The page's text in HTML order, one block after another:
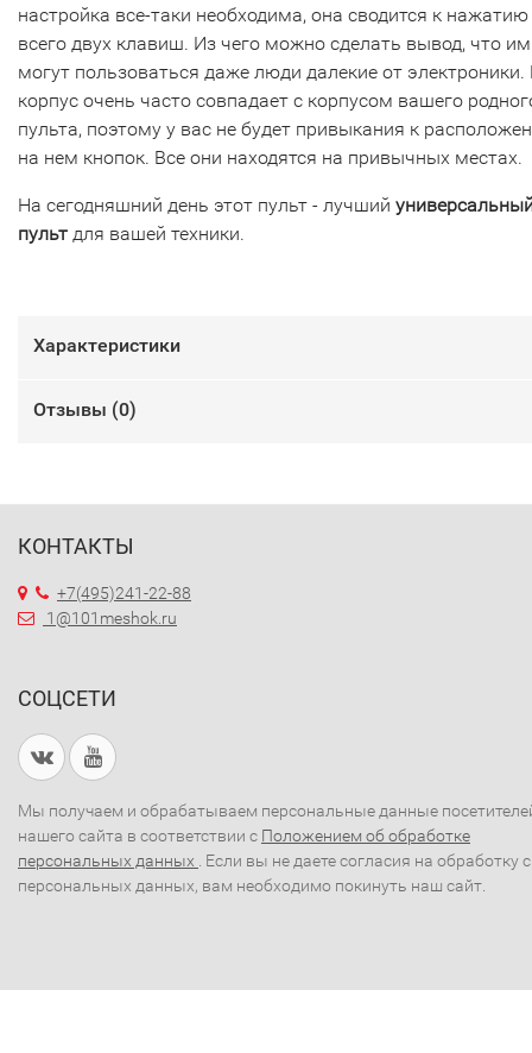
настройка все-таки необходима, она сводится к нажатию
всего двух клавиш. Из чего можно сделать вывод, что им
могут пользоваться даже люди далекие от электроники.
корпус очень часто совпадает с корпусом вашего
пульта, поэтому у вас не будет привыкания к
на нем кнопок. Все они находятся на привычных местах.
На сегодняшний день этот пульт - лучший
пульт для вашей техники.
Характеристики
Отзывы (0)
КОНТАКТЫ
+7(495)241-22-88
1@101meshok.ru
СОЦСЕТИ
Мы получаем и обрабатываем персональные данные
нашего сайта в соответствии с Положением об обработке
персональных данных . Если вы не даете согласия на обработку
персональных данных, вам необходимо покинуть наш сайт.